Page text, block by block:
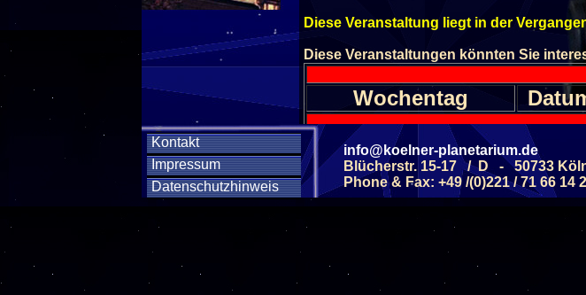
Kontakt
Impressum
Datenschutzhinweis
Diese Veranstaltung liegt in der
Diese Veranstaltungen könnten Sie
Wochentag
SAMSTAG
SAMSTAG
info@koelner-planetarium.de
Blücherstr. 15-17 / D - 50733
Phone & Fax: +49 /(0)221 / 71 66 14